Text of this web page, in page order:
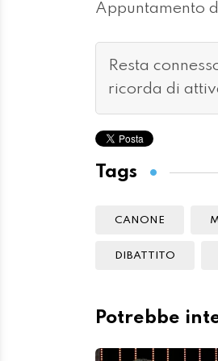
Appuntamento
Resta
ricorda di
Tags
CANONE
DIBATTITO
Potrebbe